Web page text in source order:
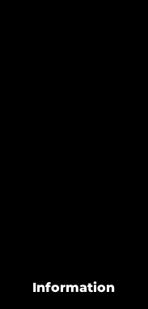
Information